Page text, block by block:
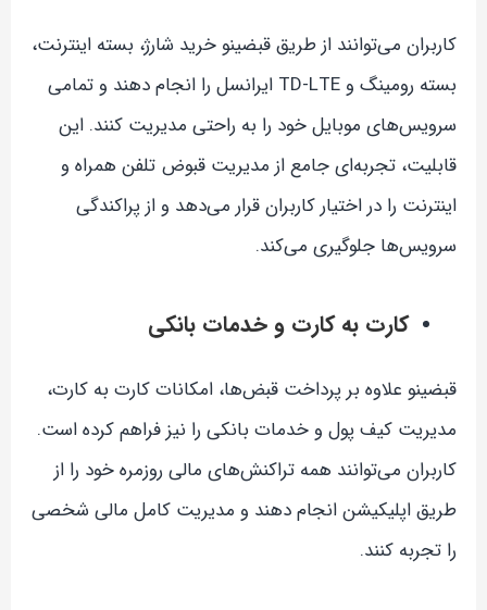
کاربران می‌توانند از طریق قبضینو خرید شارژ، بسته اینترنت،
بسته رومینگ و TD-LTE ایرانسل را انجام دهند و تمامی
سرویس‌های موبایل خود را به راحتی مدیریت کنند. این
قابلیت، تجربه‌ای جامع از مدیریت قبوض تلفن همراه و
اینترنت را در اختیار کاربران قرار می‌دهد و از پراکندگی
سرویس‌ها جلوگیری می‌کند.
کارت به کارت و خدمات بانکی
قبضینو علاوه بر پرداخت قبض‌ها، امکانات کارت به کارت،
مدیریت کیف پول و خدمات بانکی را نیز فراهم کرده است.
کاربران می‌توانند همه تراکنش‌های مالی روزمره خود را از
طریق اپلیکیشن انجام دهند و مدیریت کامل مالی شخصی
را تجربه کنند.